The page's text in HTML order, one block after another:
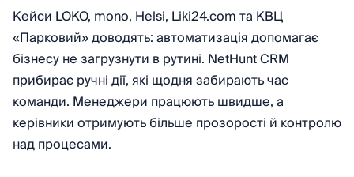
Кейси LOKO, mono, Helsi, Liki24.com та КВЦ
«Парковий» доводять: автоматизація допомагає
бізнесу не загрузнути в рутині. NetHunt CRM
прибирає ручні дії, які щодня забирають час
команди. Менеджери працюють швидше, а
керівники отримують більше прозорості й контролю
над процесами.